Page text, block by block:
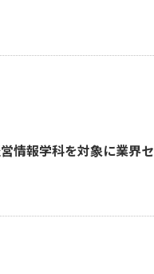
情報学科を対象に業界セ